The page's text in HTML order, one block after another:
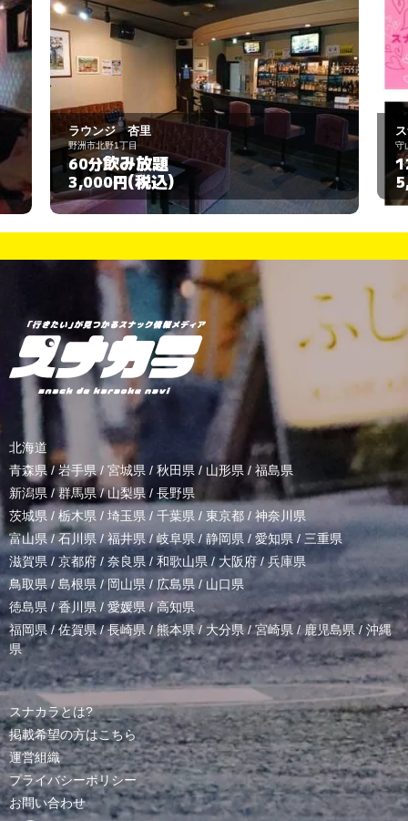
スナック 片想い
守山市守山6丁目8-13-8
120分飲み放題
5,000円(税込)
北海道
青森県 / 岩手県/ 宮城県 / 秋田県 / 山形県/ 福島県
新潟県 /群馬県/山梨県 / 長野県
茨城県 / 栃木県 / 埼玉県 / 千葉県 / 東京都 / 神奈川県
富山県 /石川県/福井県/岐阜県 / 静岡県 / 愛知県 / 三重県
滋賀県 / 京都府 / 奈良県 / 和歌山県/ 大阪府 /兵庫県
鳥取県/ 島根県 /岡山県/ 広島県 / 山口県
徳島県 /香川県 / 愛媛県/高知県
福岡県/佐賀県/長崎県 /熊本県/ 大分県/宮崎県 /鹿児島県 / 沖縄
県
スナカラとは?
掲載希望の方はこちら
運営組織
プライバシーポリシー
お問い合わせ